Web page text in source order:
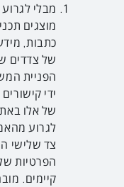
מבלי
מוצגים
כתבות,
של צדדים
הפניית
של אלו
לגרוע
צד שלישי
הפרטיות
קיימים.